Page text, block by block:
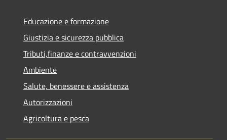
Educazione e formazione
Giustizia e sicurezza pubblica
Tributi,finanze e contravvenzioni
Ambiente
Salute, benessere e assistenza
Autorizzazioni
Agricoltura e pesca